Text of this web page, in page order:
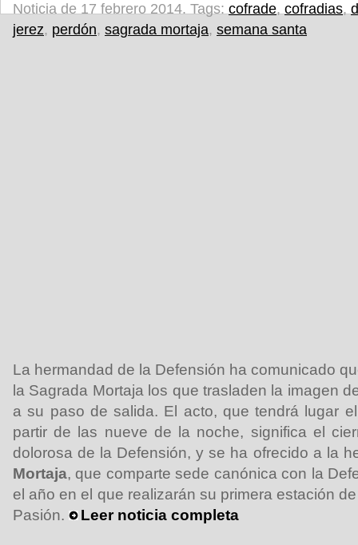
Noticia de 17 febrero 2014. Tags: cofrade, cofradias,
jerez, perdón, sagrada mortaja, semana santa
La hermandad de la Defensión ha comunicado
la Sagrada Mortaja los que trasladen la imagen
a su paso de salida. El acto, que tendrá lugar
partir de las nueve de la noche, significa el
dolorosa de la Defensión, y se ha ofrecido a la
Mortaja, que comparte sede canónica con la
el año en el que realizarán su primera estación
Pasión.
Leer noticia completa